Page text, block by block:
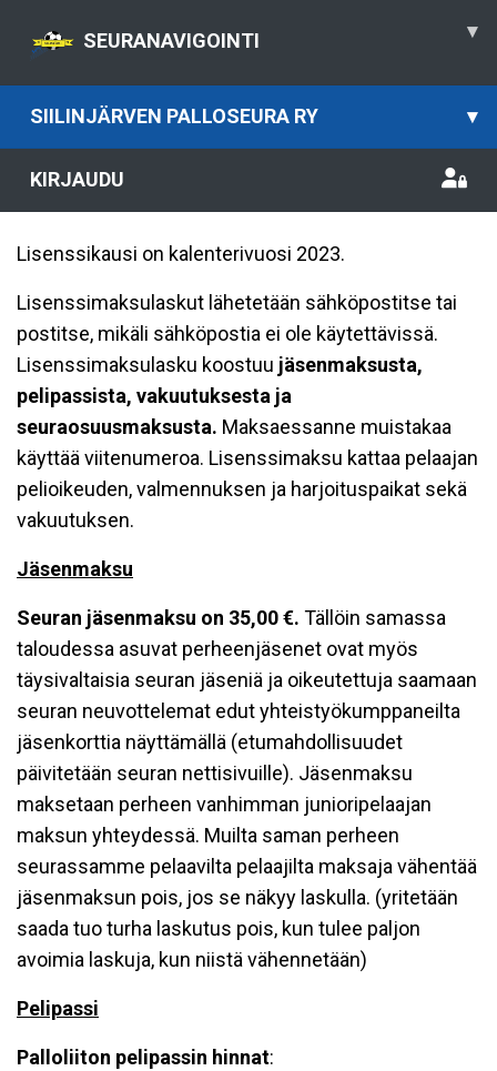
SEURANAVIGOINTI ▾
SIILINJÄRVEN PALLOSEURA RY ▾
KIRJAUDU
Lisenssikausi on kalenterivuosi 2023.
Lisenssimaksulaskut lähetetään sähköpostitse tai
postitse, mikäli sähköpostia ei ole käytettävissä.
Lisenssimaksulasku koostuu jäsenmaksusta,
pelipassista, vakuutuksesta ja
seuraosuusmaksusta. Maksaessanne muistakaa
käyttää viitenumeroa. Lisenssimaksu kattaa pelaajan
pelioikeuden, valmennuksen ja harjoituspaikat sekä
vakuutuksen.
Jäsenmaksu
Seuran jäsenmaksu on 35,00 €. Tällöin samassa
taloudessa asuvat perheenjäsenet ovat myös
täysivaltaisia seuran jäseniä ja oikeutettuja saamaan
seuran neuvottelemat edut yhteistyökumppaneilta
jäsenkorttia näyttämällä (etumahdollisuudet
päivitetään seuran nettisivuille). Jäsenmaksu
maksetaan perheen vanhimman junioripelaajan
maksun yhteydessä. Muilta saman perheen
seurassamme pelaavilta pelaajilta maksaja vähentää
jäsenmaksun pois, jos se näkyy laskulla. (yritetään
saada tuo turha laskutus pois, kun tulee paljon
avoimia laskuja, kun niistä vähennetään)
Pelipassi
Palloliiton pelipassin hinnat: